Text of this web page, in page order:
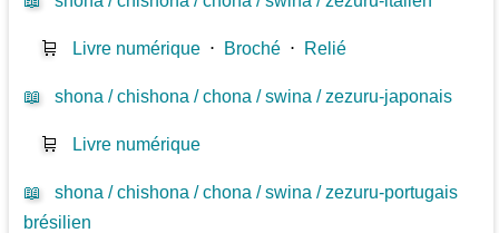
🛒 Livre numérique ⋅ Broché ⋅ Relié
📖 shona / chishona / chona / swina / zezuru-japonais
🛒 Livre numérique
📖
shona / chishona / chona / swina / zezuru-portugais
brésilien